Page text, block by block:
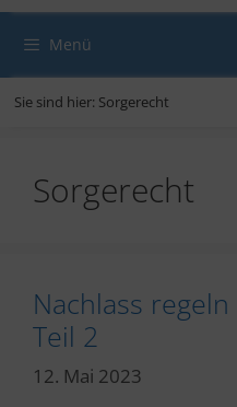
Menü
Sie sind hier: Sorgerecht
Sorgerecht
Nachlass
Teil 2
12. Mai 2023